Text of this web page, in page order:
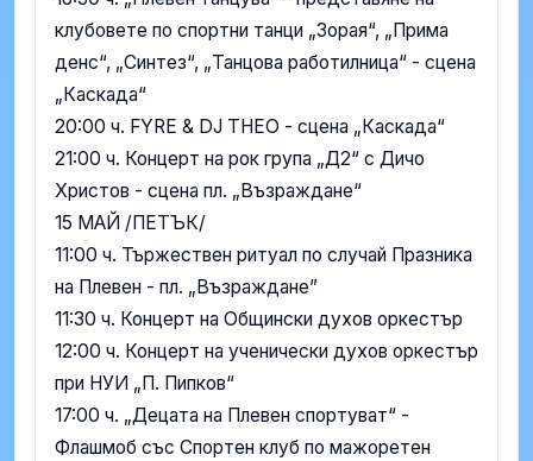
клубовете по спортни танци „Зорая“, „Прима
денс“, „Синтез“, „Танцова работилница“ - сцена
„Каскада“
20:00 ч. FYRE & DJ THEO - сцена „Каскада“
21:00 ч. Концерт на рок група „Д2“ с Дичо
Христов - сцена пл. „Възраждане“
15 МАЙ /ПЕТЪК/
11:00 ч. Тържествен ритуал по случай Празника
на Плевен - пл. „Възраждане”
11:30 ч. Концерт на Общински духов оркестър
12:00 ч. Концерт на ученически духов оркестър
при НУИ „П. Пипков“
17:00 ч. „Децата на Плевен спортуват“ -
Флашмоб със Спортен клуб по мажоретен